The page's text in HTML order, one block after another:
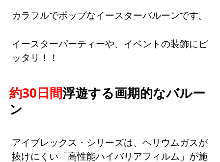
カラフルでポップなイースターバルーンです。
イースターパーティーや、イベントの装飾にピ
ッタリ！！
約30日間浮遊する画期的なバルー
ン
アイブレックス・シリーズは、ヘリウムガスが
抜けにくい「高性能ハイバリアフィルム」が施